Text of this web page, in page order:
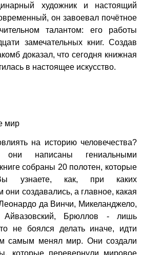
художник и настоящий
он завоевал почётное
талантом: его работы
замечательных книг. Создав
доказал, что сегодня книжная
в настоящее искусство.
мир
на историю человечества?
они написаны гениальными
собраны 20 полотен, которые
узнаете, как, при каких
они создавались, а главное, какая
да Винчи, Микеланджело,
Брюллов - лишь
не боялся делать иначе, идти
самым менял мир. Они создали
которые перевернули мировое